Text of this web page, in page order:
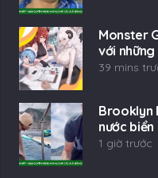
Monster
với
39 mins
Brooklyn
nước
1 giờ trước